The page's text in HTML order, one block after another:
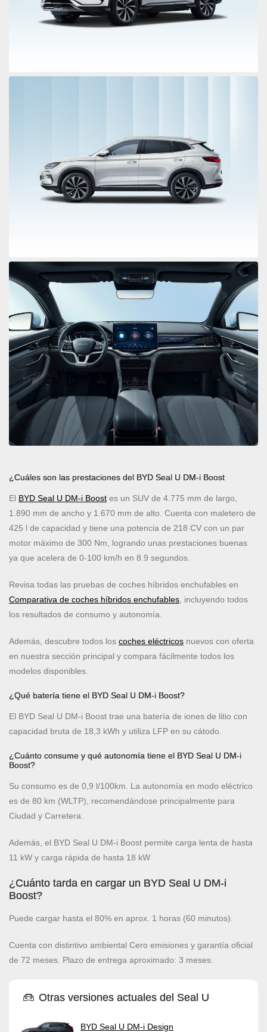
¿Cuáles son las prestaciones del BYD Seal U DM-i Boost
El BYD Seal U DM-i Boost es un SUV de 4.775 mm de largo,
1.890 mm de ancho y 1.670 mm de alto. Cuenta con maletero de
425 l de capacidad y tiene una potencia de 218 CV con un par
motor máximo de 300 Nm, logrando unas prestaciones buenas
ya que acelera de 0-100 km/h en 8.9 segundos.
Revisa todas las pruebas de coches híbridos enchufables en
Comparativa de coches híbridos enchufables , incluyendo todos
los resultados de consumo y autonomía.
Además, descubre todos los coches eléctricos nuevos con oferta
en nuestra sección principal y compara fácilmente todos los
modelos disponibles.
¿Qué batería tiene el BYD Seal U DM-i Boost?
El BYD Seal U DM-i Boost trae una batería de iones de litio con
capacidad bruta de 18,3 kWh y utiliza LFP en su cátodo.
¿Cuánto consume y qué autonomía tiene el BYD Seal U DM-i
Boost?
Su consumo es de 0,9 l/100km. La autonomía en modo eléctrico
es de 80 km (WLTP), recomendándose principalmente para
Ciudad y Carretera.
Además, el BYD Seal U DM-i Boost permite carga lenta de hasta
11 kW y carga rápida de hasta 18 kW
¿Cuánto tarda en cargar un BYD Seal U DM-i
Boost?
Puede cargar hasta el 80% en aprox. 1 horas (60 minutos).
Cuenta con distintivo ambiental Cero emisiones y garantía oficial
de 72 meses. Plazo de entrega aproximado: 3 meses.
Otras versiones actuales del Seal U
BYD Seal U DM-i Design